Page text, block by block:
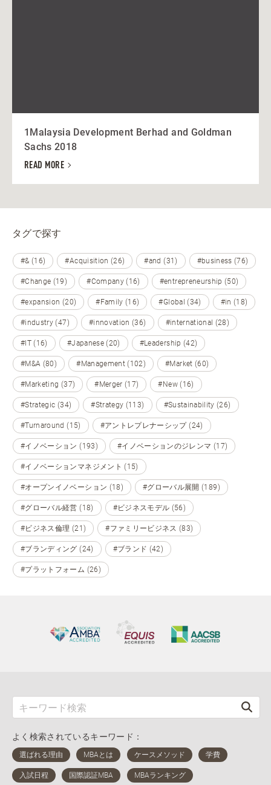
1Malaysia Development Berhad and Goldman
Sachs 2018
READ MORE
タグで探す
#& (16) #Acquisition (26) #and (31) #business (76)
#Change (19) #Company (16) #entrepreneurship (50)
#expansion (20) #Family (16) #Global (34) #in (18)
#industry (47) #innovation (36) #international (28)
#IT (16) #Japanese (20) #Leadership (42)
#M&A (80) #Management (102) #Market (60)
#Marketing (37) #Merger (17) #New (16)
#Strategic (34) #Strategy (113) #Sustainability (26)
#Turnaround (15) #アントレプレナーシップ (24)
#イノベーション (193) #イノベーションのジレンマ (17)
#イノベーションマネジメント (15)
#オープンイノベーション (18) #グローバル展開 (189)
#グローバル経営 (18) #ビジネスモデル (56)
#ビジネス倫理 (21) #ファミリービジネス (83)
#ブランディング (24) #ブランド (42)
#プラットフォーム (26)
よく検索されているキーワード：